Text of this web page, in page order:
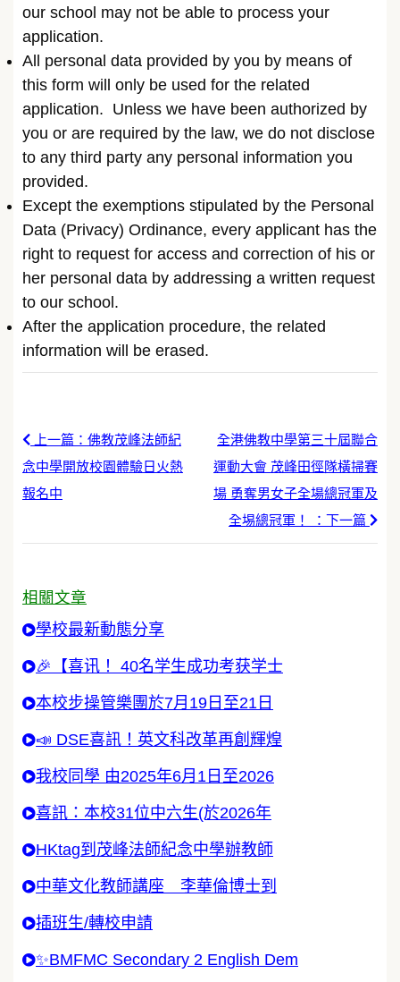
our school may not be able to process your
application.
All personal data provided by you by means of
this form will only be used for the related
application. Unless we have been authorized by
you or are required by the law, we do not disclose
to any third party any personal information you
provided.
Except the exemptions stipulated by the Personal
Data (Privacy) Ordinance, every applicant has the
right to request for access and correction of his or
her personal data by addressing a written request
to our school.
After the application procedure, the related
information will be erased.
上一篇：佛教茂峰法師紀
念中學開放校園體驗日火熱
報名中
全港佛教中學第三十屆聯合
運動大會 茂峰田徑隊橫掃賽
場 勇奪男女子全場總冠軍及
全埸總冠軍！ ：下一篇
相關文章
學校最新動態分享
🎉【喜讯！ 40名学生成功考获学士
本校步操管樂團於7月19日至21日
📣 DSE喜訊！英文科改革再創輝煌
我校同學 由2025年6月1日至2026
喜訊：本校31位中六生(於2026年
HKtag到茂峰法師紀念中學辦教師
中華文化教師講座 李華倫博士到
插班生/轉校申請
✨BMFMC Secondary 2 English Dem